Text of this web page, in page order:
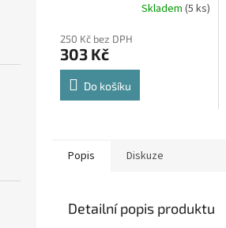
Skladem (5 ks)
250 Kč bez DPH
303 Kč
Do košíku
Popis Diskuze
Detailní popis produktu